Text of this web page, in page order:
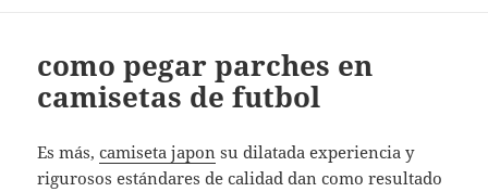
como pegar parches en
camisetas de futbol
Es más,camiseta japon su dilatada experiencia y
rigurosos estándares de calidad dan como resultado